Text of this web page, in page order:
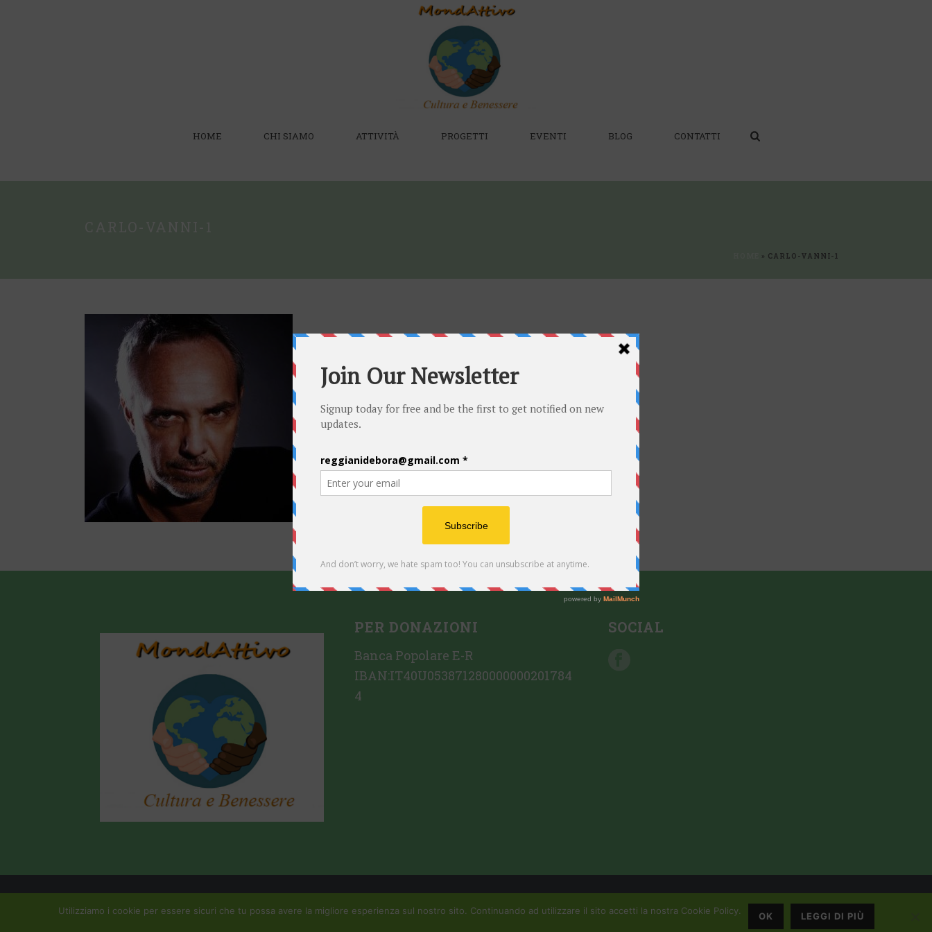
HOME CHI SIAMO ATTIVITÀ PROGETTI EVENTI BLOG CONTATTI
» CARLO-VANNI-1
PER DONAZIONI
Banca Popolare E-R
IBAN:IT40U053871280000000201784
4
SOCIAL
Utilizziamo i cookie per essere sicuri che tu possa avere la migliore esperienza sul nostro sito. Continuando ad utilizzare il sito accetti la nostra Cookie Policy. OK LEGGI DI PIÙ